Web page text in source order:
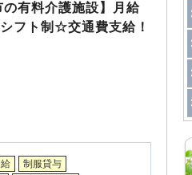
の有料介護施設】月給
フト制☆交通費支給！
制服貸与